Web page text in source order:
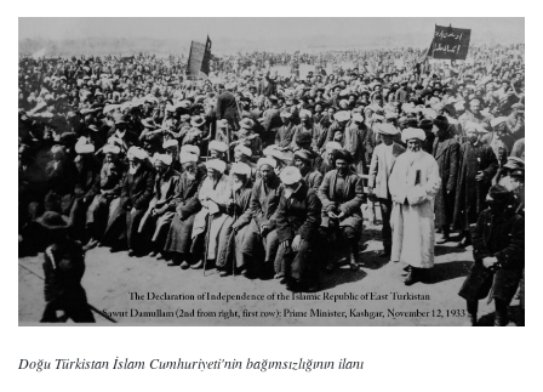
Doğu Türkistan İslam Cumhuriyeti'nin bağımsızlığının ilanı